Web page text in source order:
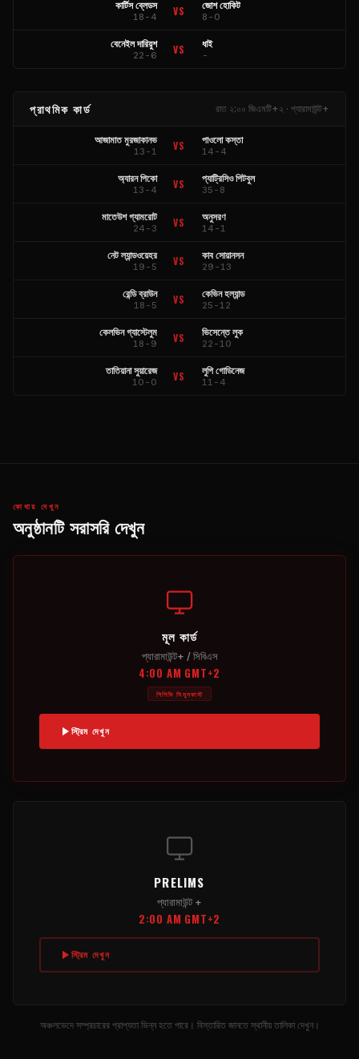
কার্টিস ব্লেডস
18-4 VS জোশ হোকিট
8-0
বেনেইল দারিয়ুশ
22-6 VS ধাই
-
প্রাথমিক কার্ড রাত ২:০০ জিএমটি+২ · প্যারামাউন্ট+
আজামাত মুরজাকানভ
13-1 VS পাওলো কস্তা
14-4
অ্যারন পিকো
13-4 VS প্যাট্রিসিও পিটবুল
35-8
মাতেউশ গ্যামরোট
24-3 VS অনুসরণ
14-1
নেট ল্যান্ডওয়েহর
19-5 VS কাব সোয়ানসন
29-13
রেন্ডি ব্রাউন
18-5 VS কেভিন হল্যান্ড
25-12
কেলভিন গ্যাস্টেলুম
18-9 VS ভিসেন্তে লুক
22-10
তাতিয়ানা সুয়ারেজ
10-0 VS লুপি গোডিনেজ
11-4
কোথায় দেখুন
অনুষ্ঠানটি সরাসরি দেখুন
মূল কার্ড
প্যারামাউন্ট+ / সিবিএস
4:00 AM GMT+2
পিপিভি সিমুলকাস্ট
স্ট্রিম দেখুন
PRELIMS
প্যারামাউন্ট +
2:00 AM GMT+2
স্ট্রিম দেখুন
অঞ্চলভেদে সম্প্রচারের প্রাপ্যতা ভিন্ন হতে পারে। বিস্তারিত জানতে স্থানীয় তালিকা দেখুন।